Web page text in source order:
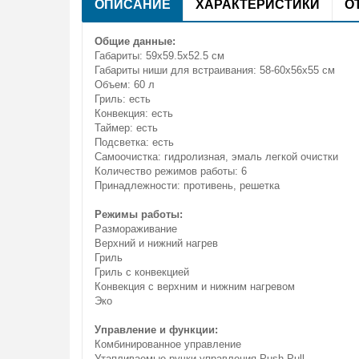
Общие данные:
Габариты: 59х59.5х52.5 см
Габариты ниши для встраивания: 58-60х56х55 см
Объем: 60 л
Гриль: есть
Конвекция: есть
Таймер: есть
Подсветка: есть
Самоочистка: гидролизная, эмаль легкой очистки
Количество режимов работы: 6
Принадлежности: противень, решетка
Режимы работы:
Размораживание
Верхний и нижний нагрев
Гриль
Гриль с конвекцией
Конвекция с верхним и нижним нагревом
Эко
Управление и функции:
Комбинированное управление